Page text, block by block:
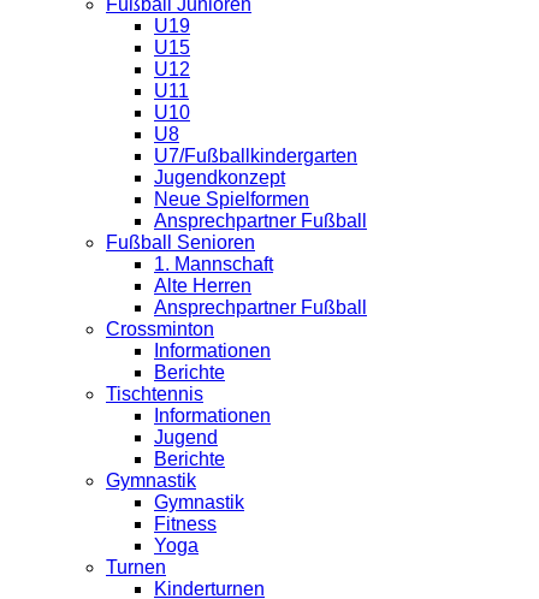
Fußball Junioren
U19
U15
U12
U11
U10
U8
U7/Fußballkindergarten
Jugendkonzept
Neue Spielformen
Ansprechpartner Fußball
Fußball Senioren
1. Mannschaft
Alte Herren
Ansprechpartner Fußball
Crossminton
Informationen
Berichte
Tischtennis
Informationen
Jugend
Berichte
Gymnastik
Gymnastik
Fitness
Yoga
Turnen
Kinderturnen